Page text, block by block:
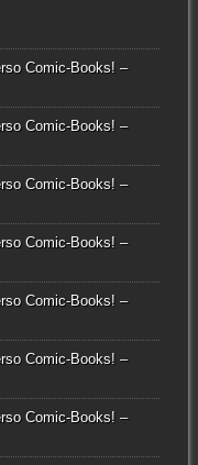
Comic-Books! –
Comic-Books! –
Comic-Books! –
Comic-Books! –
Comic-Books! –
Comic-Books! –
Comic-Books! –